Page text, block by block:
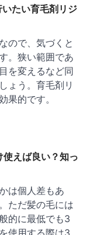
たい育毛剤リジ
ので、気づくと
。狭い範囲であ
を変えるなど同
ょう。育毛剤リ
果的です。
えば良い？知っ
は個人差もあ
ただ髪の毛には
的に最低でも3